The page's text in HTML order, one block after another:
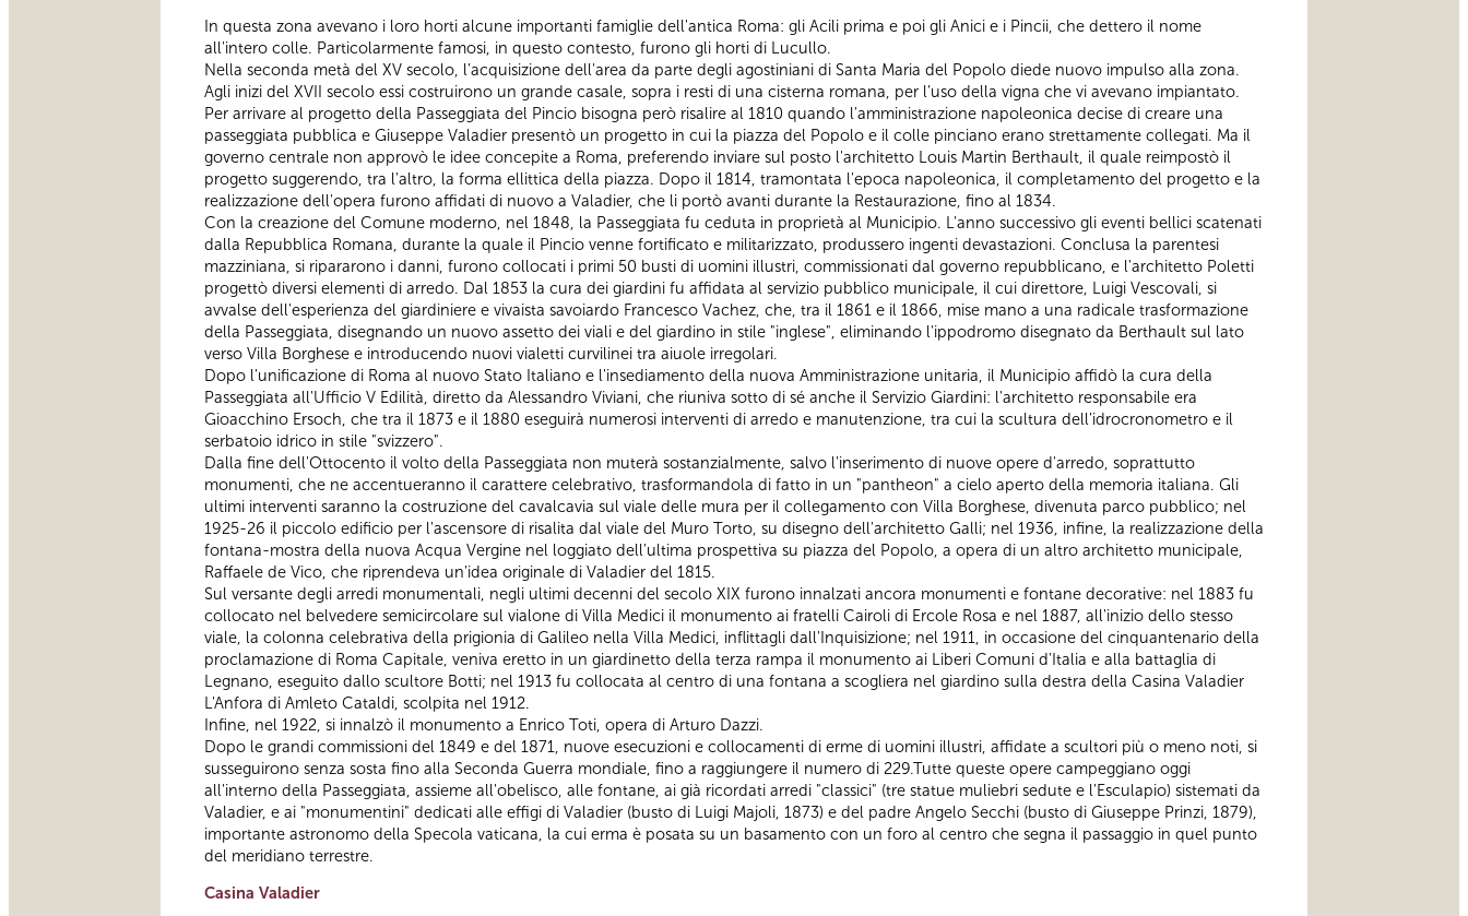
In questa zona avevano i loro horti alcune importanti famiglie dell'antica Roma: gli Acili prima e poi gli Anici e i Pincii, che dettero il nome
all'intero colle. Particolarmente famosi, in questo contesto, furono gli horti di Lucullo.
Nella seconda metà del XV secolo, l'acquisizione dell'area da parte degli agostiniani di Santa Maria del Popolo diede nuovo impulso alla zona.
Agli inizi del XVII secolo essi costruirono un grande casale, sopra i resti di una cisterna romana, per l'uso della vigna che vi avevano impiantato.
Per arrivare al progetto della Passeggiata del Pincio bisogna però risalire al 1810 quando l'amministrazione napoleonica decise di creare una
passeggiata pubblica e Giuseppe Valadier presentò un progetto in cui la piazza del Popolo e il colle pinciano erano strettamente collegati. Ma il
governo centrale non approvò le idee concepite a Roma, preferendo inviare sul posto l'architetto Louis Martin Berthault, il quale reimpostò il
progetto suggerendo, tra l'altro, la forma ellittica della piazza. Dopo il 1814, tramontata l'epoca napoleonica, il completamento del progetto e la
realizzazione dell'opera furono affidati di nuovo a Valadier, che li portò avanti durante la Restaurazione, fino al 1834.
Con la creazione del Comune moderno, nel 1848, la Passeggiata fu ceduta in proprietà al Municipio. L'anno successivo gli eventi bellici scatenati
dalla Repubblica Romana, durante la quale il Pincio venne fortificato e militarizzato, produssero ingenti devastazioni. Conclusa la parentesi
mazziniana, si ripararono i danni, furono collocati i primi 50 busti di uomini illustri, commissionati dal governo repubblicano, e l'architetto Poletti
progettò diversi elementi di arredo. Dal 1853 la cura dei giardini fu affidata al servizio pubblico municipale, il cui direttore, Luigi Vescovali, si
avvalse dell'esperienza del giardiniere e vivaista savoiardo Francesco Vachez, che, tra il 1861 e il 1866, mise mano a una radicale trasformazione
della Passeggiata, disegnando un nuovo assetto dei viali e del giardino in stile "inglese", eliminando l'ippodromo disegnato da Berthault sul lato
verso Villa Borghese e introducendo nuovi vialetti curvilinei tra aiuole irregolari.
Dopo l'unificazione di Roma al nuovo Stato Italiano e l'insediamento della nuova Amministrazione unitaria, il Municipio affidò la cura della
Passeggiata all'Ufficio V Edilità, diretto da Alessandro Viviani, che riuniva sotto di sé anche il Servizio Giardini: l'architetto responsabile era
Gioacchino Ersoch, che tra il 1873 e il 1880 eseguirà numerosi interventi di arredo e manutenzione, tra cui la scultura dell'idrocronometro e il
serbatoio idrico in stile "svizzero".
Dalla fine dell'Ottocento il volto della Passeggiata non muterà sostanzialmente, salvo l'inserimento di nuove opere d'arredo, soprattutto
monumenti, che ne accentueranno il carattere celebrativo, trasformandola di fatto in un "pantheon" a cielo aperto della memoria italiana. Gli
ultimi interventi saranno la costruzione del cavalcavia sul viale delle mura per il collegamento con Villa Borghese, divenuta parco pubblico; nel
1925-26 il piccolo edificio per l'ascensore di risalita dal viale del Muro Torto, su disegno dell'architetto Galli; nel 1936, infine, la realizzazione della
fontana-mostra della nuova Acqua Vergine nel loggiato dell'ultima prospettiva su piazza del Popolo, a opera di un altro architetto municipale,
Raffaele de Vico, che riprendeva un'idea originale di Valadier del 1815.
Sul versante degli arredi monumentali, negli ultimi decenni del secolo XIX furono innalzati ancora monumenti e fontane decorative: nel 1883 fu
collocato nel belvedere semicircolare sul vialone di Villa Medici il monumento ai fratelli Cairoli di Ercole Rosa e nel 1887, all'inizio dello stesso
viale, la colonna celebrativa della prigionia di Galileo nella Villa Medici, inflittagli dall'Inquisizione; nel 1911, in occasione del cinquantenario della
proclamazione di Roma Capitale, veniva eretto in un giardinetto della terza rampa il monumento ai Liberi Comuni d'Italia e alla battaglia di
Legnano, eseguito dallo scultore Botti; nel 1913 fu collocata al centro di una fontana a scogliera nel giardino sulla destra della Casina Valadier
L'Anfora di Amleto Cataldi, scolpita nel 1912.
Infine, nel 1922, si innalzò il monumento a Enrico Toti, opera di Arturo Dazzi.
Dopo le grandi commissioni del 1849 e del 1871, nuove esecuzioni e collocamenti di erme di uomini illustri, affidate a scultori più o meno noti, si
susseguirono senza sosta fino alla Seconda Guerra mondiale, fino a raggiungere il numero di 229.Tutte queste opere campeggiano oggi
all'interno della Passeggiata, assieme all'obelisco, alle fontane, ai già ricordati arredi "classici" (tre statue muliebri sedute e l'Esculapio) sistemati da
Valadier, e ai "monumentini" dedicati alle effigi di Valadier (busto di Luigi Majoli, 1873) e del padre Angelo Secchi (busto di Giuseppe Prinzi, 1879),
importante astronomo della Specola vaticana, la cui erma è posata su un basamento con un foro al centro che segna il passaggio in quel punto
del meridiano terrestre.
Casina Valadier